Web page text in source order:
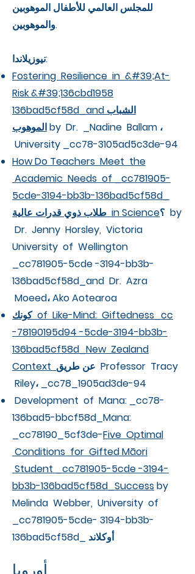
للمجلس العالمي للأطفال الموهوبين
والموهوبين.
نيوزيلاندا:
Fostering Resilience in &#39;At-
Risk &#39;136cbd1958
136bad5cf58d_and الشباب
الموهوبby Dr. _Nadine Ballam ،
University _cc78-3105ad5c3de-94
How Do Teachers Meet the
Academic Needs of _cc781905-
5cde-3194-bb3b-136bad5cf58d_
طلاب ذوي قدرات عالية in Science؟ by
Dr. Jenny Horsley, Victoria
University of Wellington
_cc781905-5cde -3194-bb3b-
136bad5cf58d_and Dr. Azra
Moeed، Ako Aotearoa
كونك of Like-Mind: Giftedness_cc
-78190195d94 -5cde-3194-bb3b-
136bad5cf58d_New Zealand
Context عن طريق Professor Tracy
Riley، _cc78_1905ad3de-94
Development of Mana: _cc78-
136bad5-bbcf58d_Mana:
_cc78190_5cf3de-Five Optimal
Conditions for Gifted Māori
Student _cc781905-5cde -3194-
bb3b-136bad5cf58d_Successby
Melinda Webber, University of
_cc781905-5cde- 3194-bb3b-
136bad5cf58d_ أوكلاند